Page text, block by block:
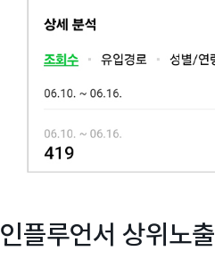
인플루언서 상위노출